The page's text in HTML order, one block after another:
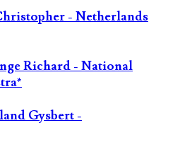
- Netherlands
Richard - National
Gysbert -